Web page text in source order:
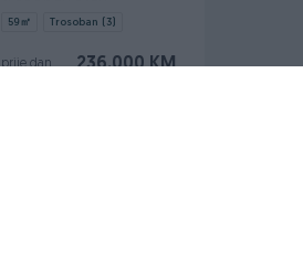
59 ㎡ Trosoban (3)
236.000 KM
prije dan prije dan